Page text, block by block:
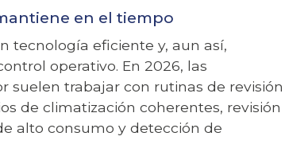
en el tiempo
tecnología eficiente y, aun así,
operativo. En 2026, las
suelen trabajar con rutinas de revisión
de climatización coherentes, revisión
alto consumo y detección de